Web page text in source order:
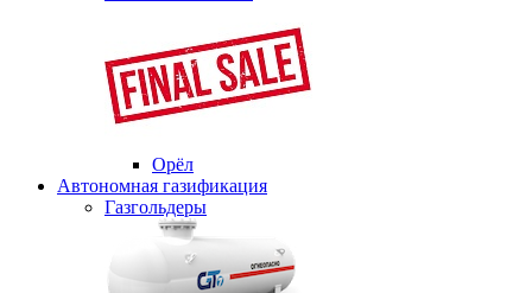
Орёл
Автономная газификация
Газгольдеры